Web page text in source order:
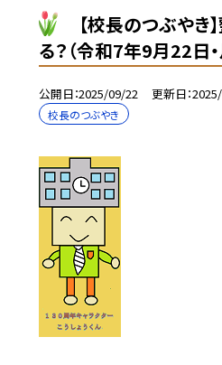
【校長のつぶやき
る？（令和7年9月22日・
公開日 2025/09/22 更新日
校長のつぶやき